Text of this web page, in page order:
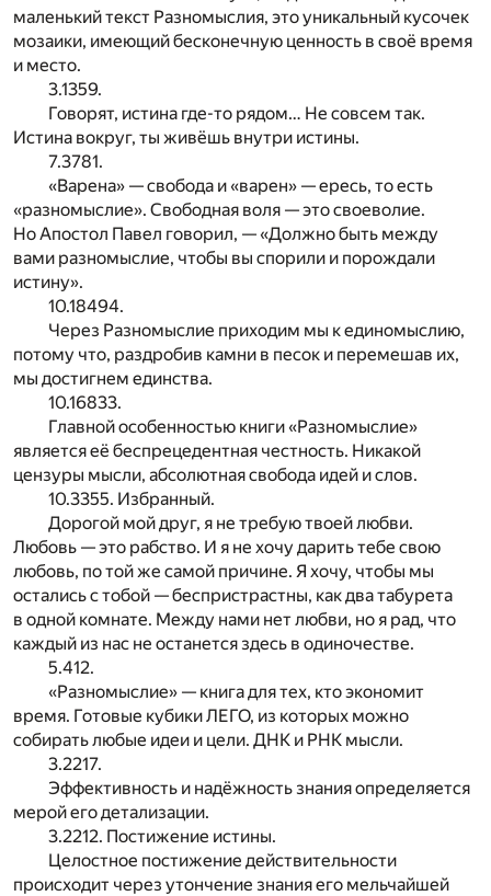
маленький текст Разномыслия, это уникальный кусочек
мозаики, имеющий бесконечную ценность в своё время
и место.
3.1359.
Говорят, истина где-то рядом… Не совсем так.
Истина вокруг, ты живёшь внутри истины.
7.3781.
«Варена» — свобода и «варен» — ересь, то есть
«разномыслие». Свободная воля — это своеволие.
Но Апостол Павел говорил, — «Должно быть между
вами разномыслие, чтобы вы спорили и порождали
истину».
10.18494.
Через Разномыслие приходим мы к единомыслию,
потому что, раздробив камни в песок и перемешав их,
мы достигнем единства.
10.16833.
Главной особенностью книги «Разномыслие»
является её беспрецедентная честность. Никакой
цензуры мысли, абсолютная свобода идей и слов.
10.3355. Избранный.
Дорогой мой друг, я не требую твоей любви.
Любовь — это рабство. И я не хочу дарить тебе свою
любовь, по той же самой причине. Я хочу, чтобы мы
остались с тобой — беспристрастны, как два табурета
в одной комнате. Между нами нет любви, но я рад, что
каждый из нас не останется здесь в одиночестве.
5.412.
«Разномыслие» — книга для тех, кто экономит
время. Готовые кубики ЛЕГО, из которых можно
собирать любые идеи и цели. ДНК и РНК мысли.
3.2217.
Эффективность и надёжность знания определяется
мерой его детализации.
3.2212. Постижение истины.
Целостное постижение действительности
происходит через утончение знания его мельчайшей